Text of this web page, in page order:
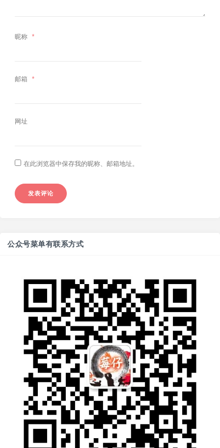
昵称 *
邮箱 *
网址
在此浏览器中保存我的昵称、邮箱地址。
公众号菜单有联系方式